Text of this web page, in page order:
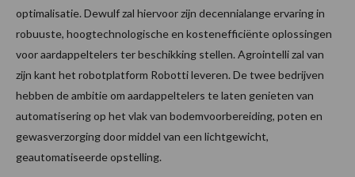
optimalisatie. Dewulf zal hiervoor zijn decennialange ervaring in
robuuste, hoogtechnologische en kostenefficiënte oplossingen
voor aardappeltelers ter beschikking stellen. Agrointelli zal van
zijn kant het robotplatform Robotti leveren. De twee bedrijven
hebben de ambitie om aardappeltelers te laten genieten van
automatisering op het vlak van bodemvoorbereiding, poten en
gewasverzorging door middel van een lichtgewicht,
geautomatiseerde opstelling.